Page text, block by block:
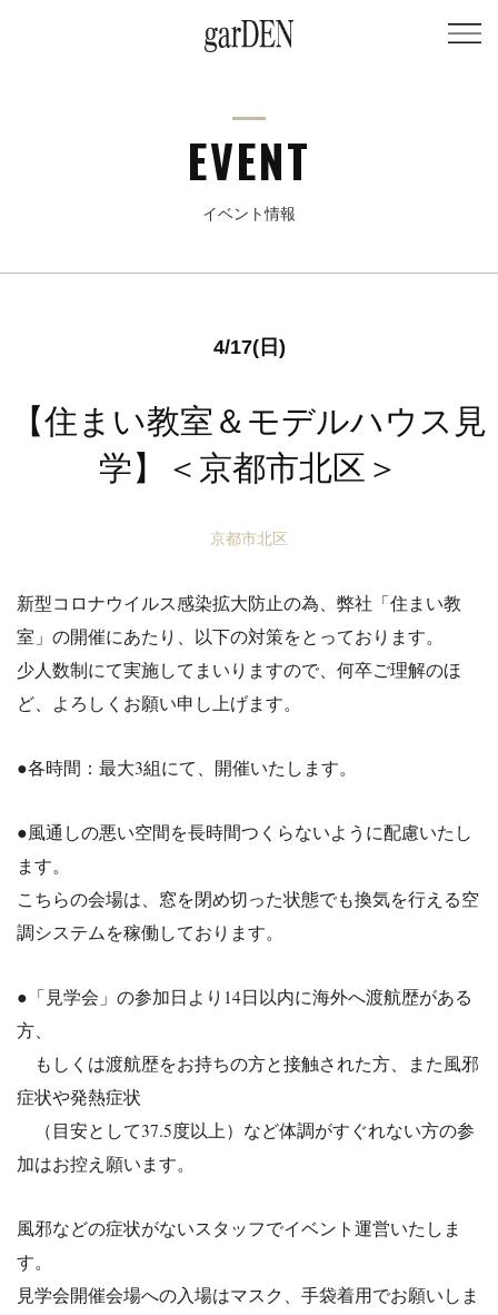
EVENT
イベント情報
4/17(日)
【住まい教室＆モデルハウス見
学】＜京都市北区＞
京都市北区
新型コロナウイルス感染拡大防止の為、弊社「住まい教
室」の開催にあたり、以下の対策をとっております。
少人数制にて実施してまいりますので、何卒ご理解のほ
ど、よろ しくお願い申し上げます。
●各時間：最大3組にて、開催いたします。
●風通しの悪い空間を長時間つくらないように配慮いたし
ます。
こちらの会場は、窓を閉め切った状態でも換気を行える空
調システムを稼働しております。
●「見学会」の参加日より14日以内に海外へ渡航歴がある
方、
もしくは渡航歴をお持ちの方と接触された方、また風邪
症状や発熱症状
（目安として37.5度以上）など体調がすぐれない方の参
加はお控え願います。
風邪などの症状がないスタッフでイベント運営いたしま
す。
見学会開催会場への入場はマスク、手袋着用でお願いしま